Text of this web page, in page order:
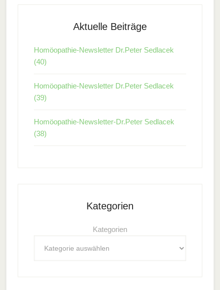
Aktuelle Beiträge
Homöopathie-Newsletter Dr.Peter Sedlacek
(40)
Homöopathie-Newsletter Dr.Peter Sedlacek
(39)
Homöopathie-Newsletter-Dr.Peter Sedlacek
(38)
Kategorien
Kategorien